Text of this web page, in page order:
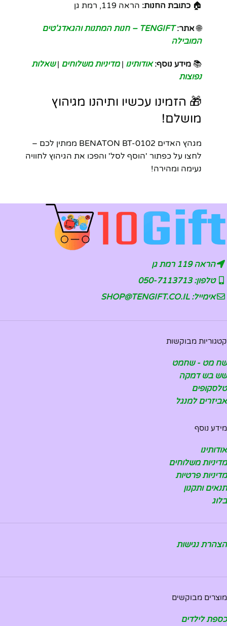
🏠 כתובת החנות: הראה 119, רמת גן
🌐אתר:
TENGIFT – חנות המתנות והגאדג'טים
המובילה
📚 מידע נוסף: אודותינו |מדיניות משלוחים |שאלות
נפוצות
🎁 הזמינו עכשיו ותיהנו מגיהוץ
מושלם!
מגהץ האדים BENATON BT-0102 ממתין לכם –
לחצו על כפתור 'הוסף לסל' והפכו את הגיהוץ לחוויה
נעימה ומהירה!
הראה 119 רמת גן
טלפון: 050-7113713
אימייל: SHOP@TENGIFT.CO.IL
קטגוריות מבוקשות
שח מט - שחמט
שש בש דמקה
טלסקופים
אביזרים למנגל
מידע נוסף
אודותינו
מדיניות משלוחים
מדיניות פרטיות
תנאים ותקנון
בלוג
הצהרת נגישות
מוצרים מבוקשים
כספת לילדים